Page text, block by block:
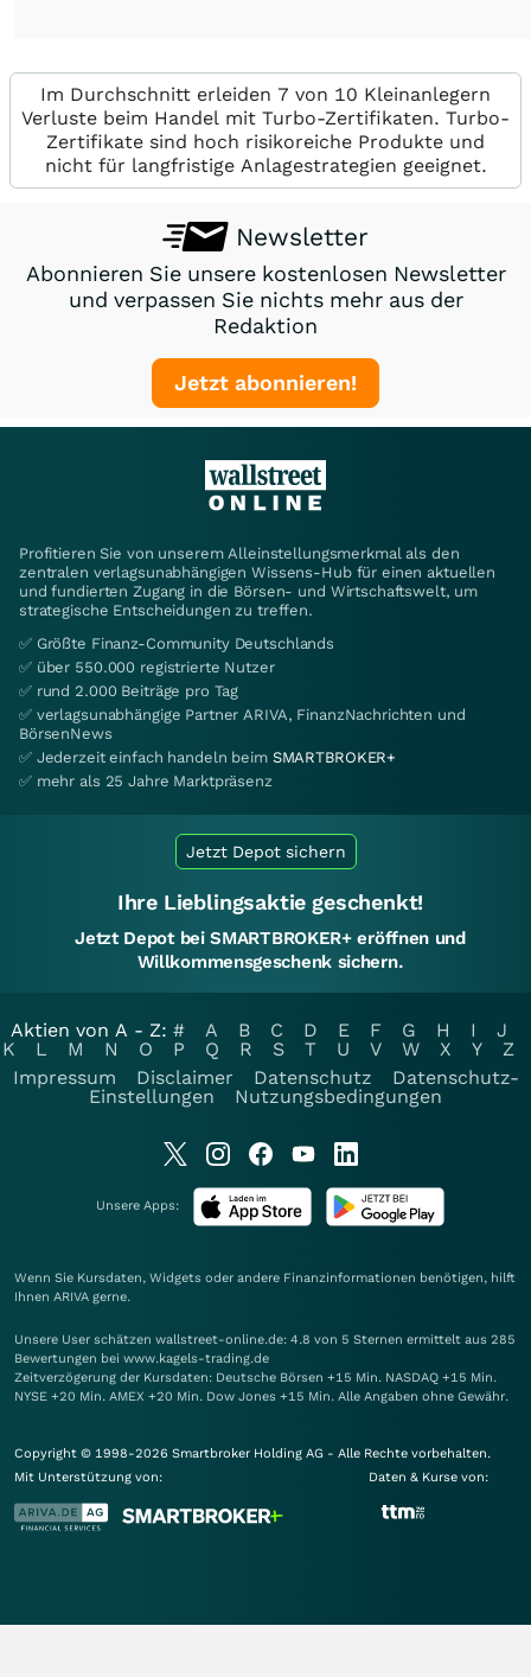
Im Durchschnitt erleiden 7 von 10 Kleinanlegern
Verluste beim Handel mit Turbo-Zertifikaten. Turbo-
Zertifikate sind hoch risikoreiche Produkte und
nicht für langfristige Anlagestrategien geeignet.
Newsletter
Abonnieren Sie unsere kostenlosen Newsletter
und verpassen Sie nichts mehr aus der
Redaktion
Jetzt abonnieren!
Profitieren Sie von unserem Alleinstellungsmerkmal als den
zentralen verlagsunabhängigen Wissens-Hub für einen aktuellen
und fundierten Zugang in die Börsen- und Wirtschaftswelt, um
strategische Entscheidungen zu treffen.
✅ Größte Finanz-Community Deutschlands
✅ über 550.000 registrierte Nutzer
✅ rund 2.000 Beiträge pro Tag
✅ verlagsunabhängige Partner ARIVA, FinanzNachrichten und
BörsenNews
✅ Jederzeit einfach handeln beim SMARTBROKER+
✅ mehr als 25 Jahre Marktpräsenz
Jetzt Depot sichern
Ihre Lieblingsaktie geschenkt!
Jetzt Depot bei SMARTBROKER+ eröffnen und
Willkommensgeschenk sichern.
Aktien von A - Z: # A B C D E F G H I
J
K
L M N O P Q R S T U V W X Y
Z
Impressum
Disclaimer Datenschutz
Datenschutz-
Einstellungen
Nutzungsbedingungen
Unsere Apps:
Wenn Sie Kursdaten, Widgets oder andere Finanzinformationen benötigen, hilft
Ihnen ARIVA gerne.
Unsere User schätzen wallstreet-online.de: 4.8 von 5 Sternen ermittelt aus 285
Bewertungen bei www.kagels-trading.de
Zeitverzögerung der Kursdaten: Deutsche Börsen +15 Min. NASDAQ +15 Min.
NYSE +20 Min. AMEX +20 Min. Dow Jones +15 Min. Alle Angaben ohne Gewähr.
Copyright © 1998-2026 Smartbroker Holding AG - Alle Rechte vorbehalten.
Mit Unterstützung von:
Daten & Kurse von: